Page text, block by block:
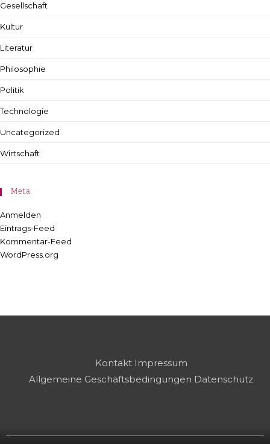
Gesellschaft
Kultur
Literatur
Philosophie
Politik
Technologie
Uncategorized
Wirtschaft
Meta
Anmelden
Eintrags-Feed
Kommentar-Feed
WordPress.org
Kontakt Impressum
Allgemeine Geschäftsbedingungen Datenschutz